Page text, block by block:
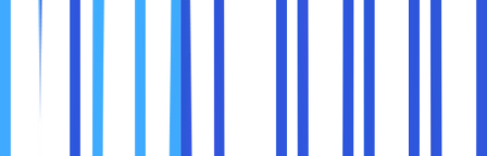
website yang diblokir menggunakan Google Translate.